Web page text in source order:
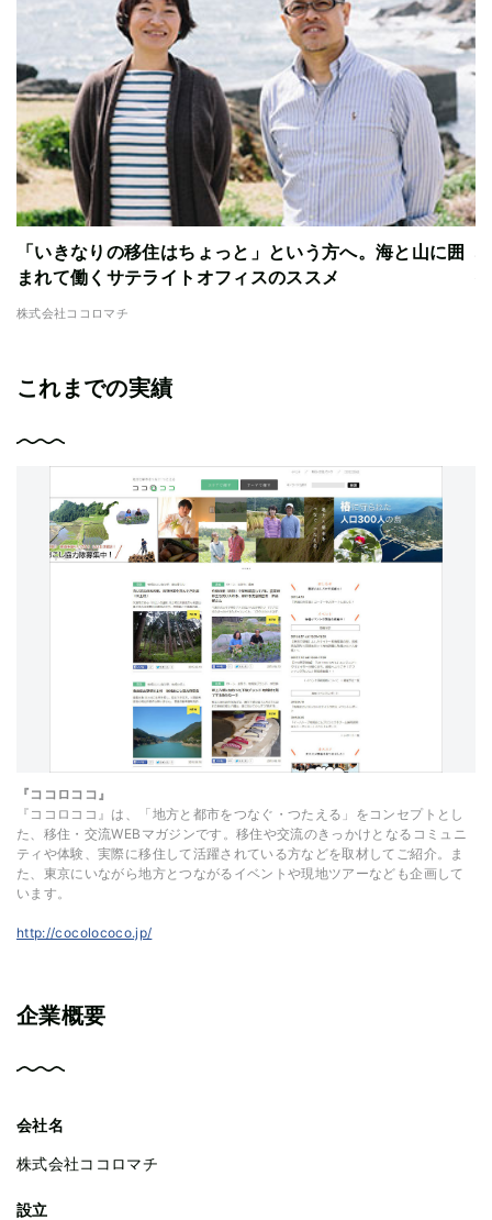
「いきなりの移住はちょっと」という方へ。海と山に囲
まれて働くサテライトオフィスのススメ
株式会社ココロマチ
これまでの実績
『ココロココ』
『ココロココ』は、「地方と都市をつなぐ・つたえる」をコンセプトとし
た、移住・交流WEBマガジンです。移住や交流のきっかけとなるコミュニ
ティや体験、実際に移住して活躍されている方などを取材してご紹介。ま
た、東京にいながら地方とつながるイベントや現地ツアーなども企画して
います。
http://cocolococo.jp/
企業概要
会社名
株式会社ココロマチ
設立